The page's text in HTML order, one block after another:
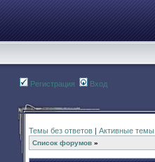
Регистрация Вход
Темы без ответов | Активные темы
Список форумов »